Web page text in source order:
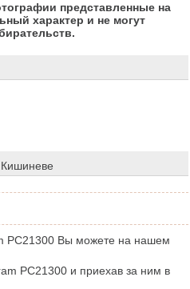
представленные на
характер и не могут
PC21300 Вы можете на нашем
PC21300 и приехав за ним в